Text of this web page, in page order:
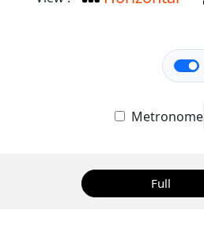
Metronome
Full